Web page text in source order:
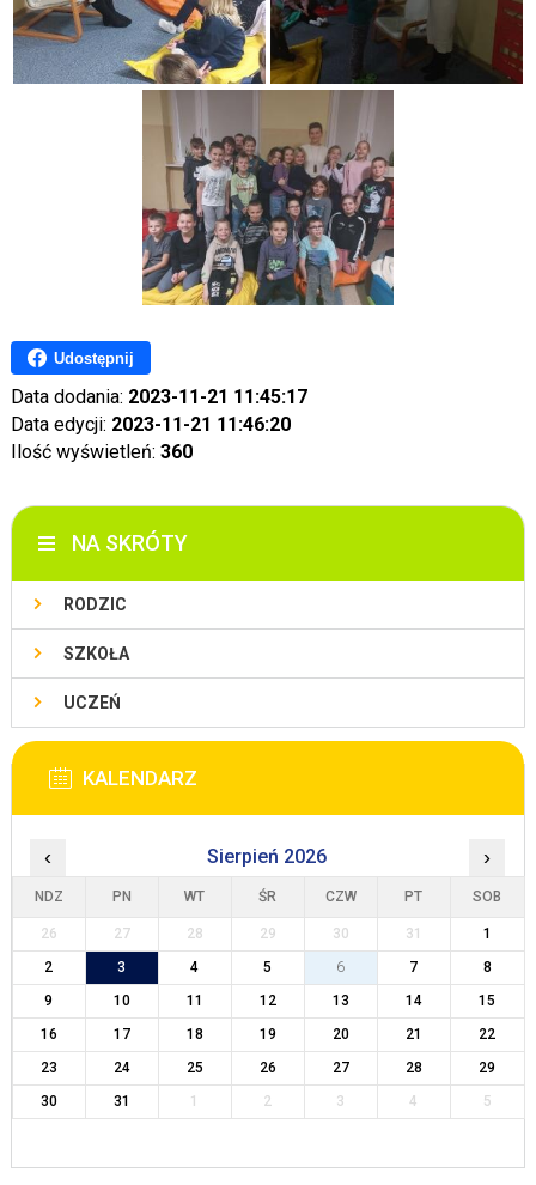
Udostępnij
Data dodania: 2023-11-21 11:45:17
Data edycji: 2023-11-21 11:46:20
Ilość wyświetleń: 360
NA SKRÓTY
RODZIC
SZKOŁA
UCZEŃ
KALENDARZ
‹ Sierpień 2026 ›
NDZ PN WT ŚR CZW PT SOB
26 27 28 29 30 31
1
2
3 4 5 6 7
8
9
10 11 12 13 14
15
16
17 18 19 20 21
22
23
24 25 26 27 28
29
30
31 1 2 3 4 5